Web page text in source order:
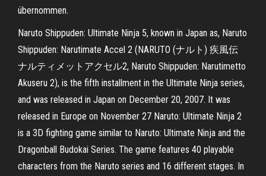
übernommen.
Naruto Shippuden: Ultimate Ninja 5, known in Japan as, Naruto
Shippuden: Narutimate Accel 2 (NARUTO (ナルト) 疾風伝
ナルティメットアクセル2, Naruto Shippuden: Narutimetto
Akuseru 2), is the fifth installment in the Ultimate Ninja series,
and was released in Japan on December 20, 2007. It was
released in Europe on November 27 Naruto: Ultimate Ninja 2
is a 3D fighting game similar to Naruto: Ultimate Ninja and the
Dragonball Budokai Series. The game features 40 playable
characters from the Naruto series and 16 different stages. In